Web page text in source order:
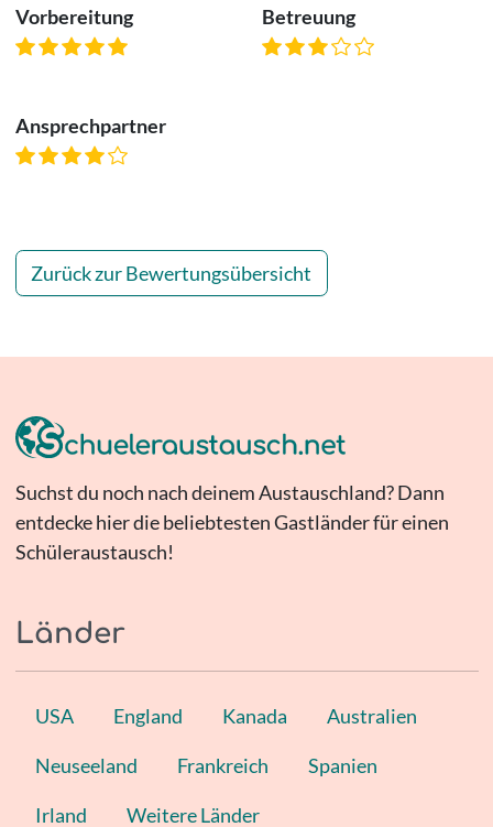
Vorbereitung Betreuung
Ansprechpartner
Zurück zur Bewertungsübersicht
Suchst du noch nach deinem Austauschland? Dann
entdecke hier die beliebtesten Gastländer für einen
Schüleraustausch!
Länder
USA England Kanada Australien
Neuseeland Frankreich Spanien
Irland Weitere Länder